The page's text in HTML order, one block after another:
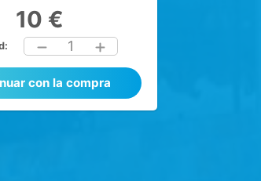
10 €
1
con la compra